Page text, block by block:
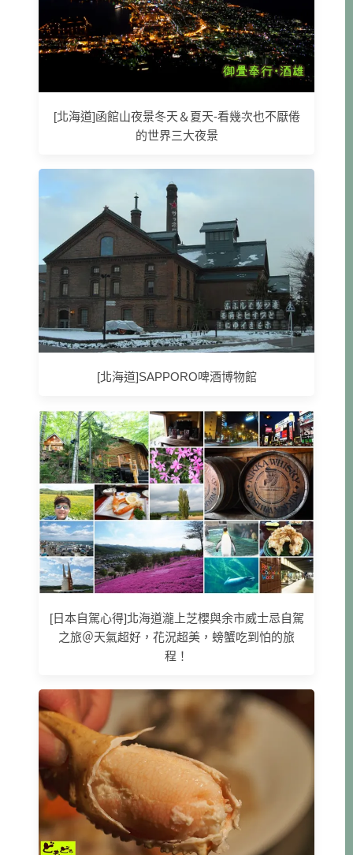
[北海道]函館山夜景冬天＆夏天-看幾次也不厭倦
的世界三大夜景
[北海道]SAPPORO啤酒博物館
[日本自駕心得]北海道瀧上芝櫻與余市威士忌自駕
之旅＠天氣超好，花況超美，螃蟹吃到怕的旅
程！